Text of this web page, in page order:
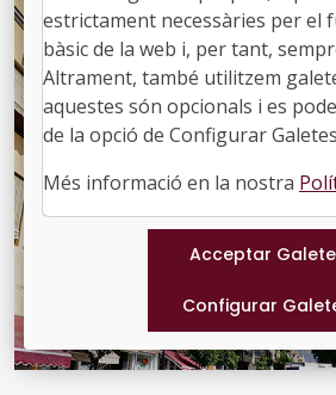
estrictament necessàries per el
bàsic de la web i, per tant,
Altrament, també utilitzem
aquestes són opcionals i es
de la opció de Configurar
Més informació en la nostra